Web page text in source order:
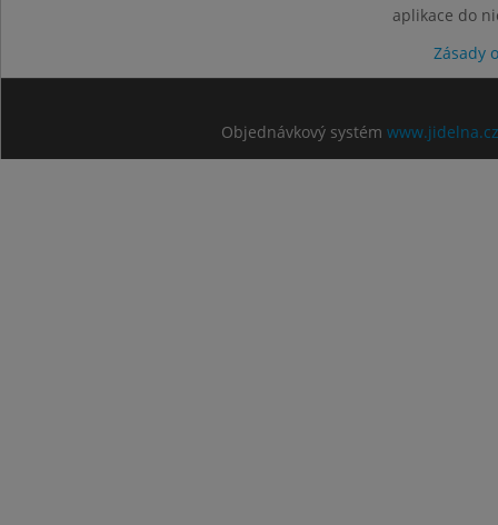
aplikace do
Zásady
Objednávkový systém www.jidelna.cz